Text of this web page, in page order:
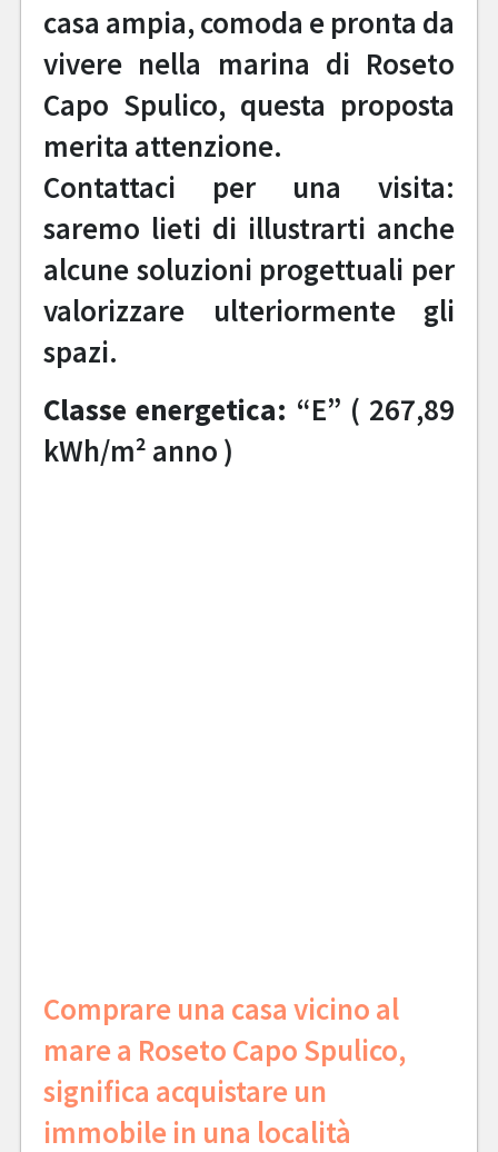
casa ampia, comoda e pronta da
vivere nella marina di Roseto
Capo Spulico, questa proposta
merita attenzione.
Contattaci per una visita:
saremo lieti di illustrarti anche
alcune soluzioni progettuali per
valorizzare ulteriormente gli
spazi.
Classe energetica: “E” ( 267,89
kWh/m² anno )
Comprare una casa vicino al
mare a Roseto Capo Spulico,
significa acquistare un
immobile in una località